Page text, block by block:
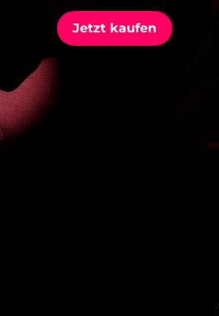
Jetzt kaufen
issa™ Teeth Whitening Set
FAQ™ Dual LED Panel